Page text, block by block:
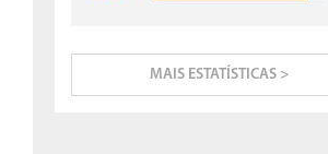
MAIS ESTATÍSTICAS >